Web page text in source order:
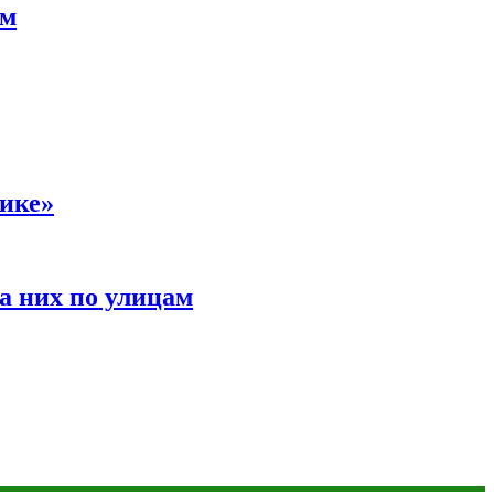
них по улицам